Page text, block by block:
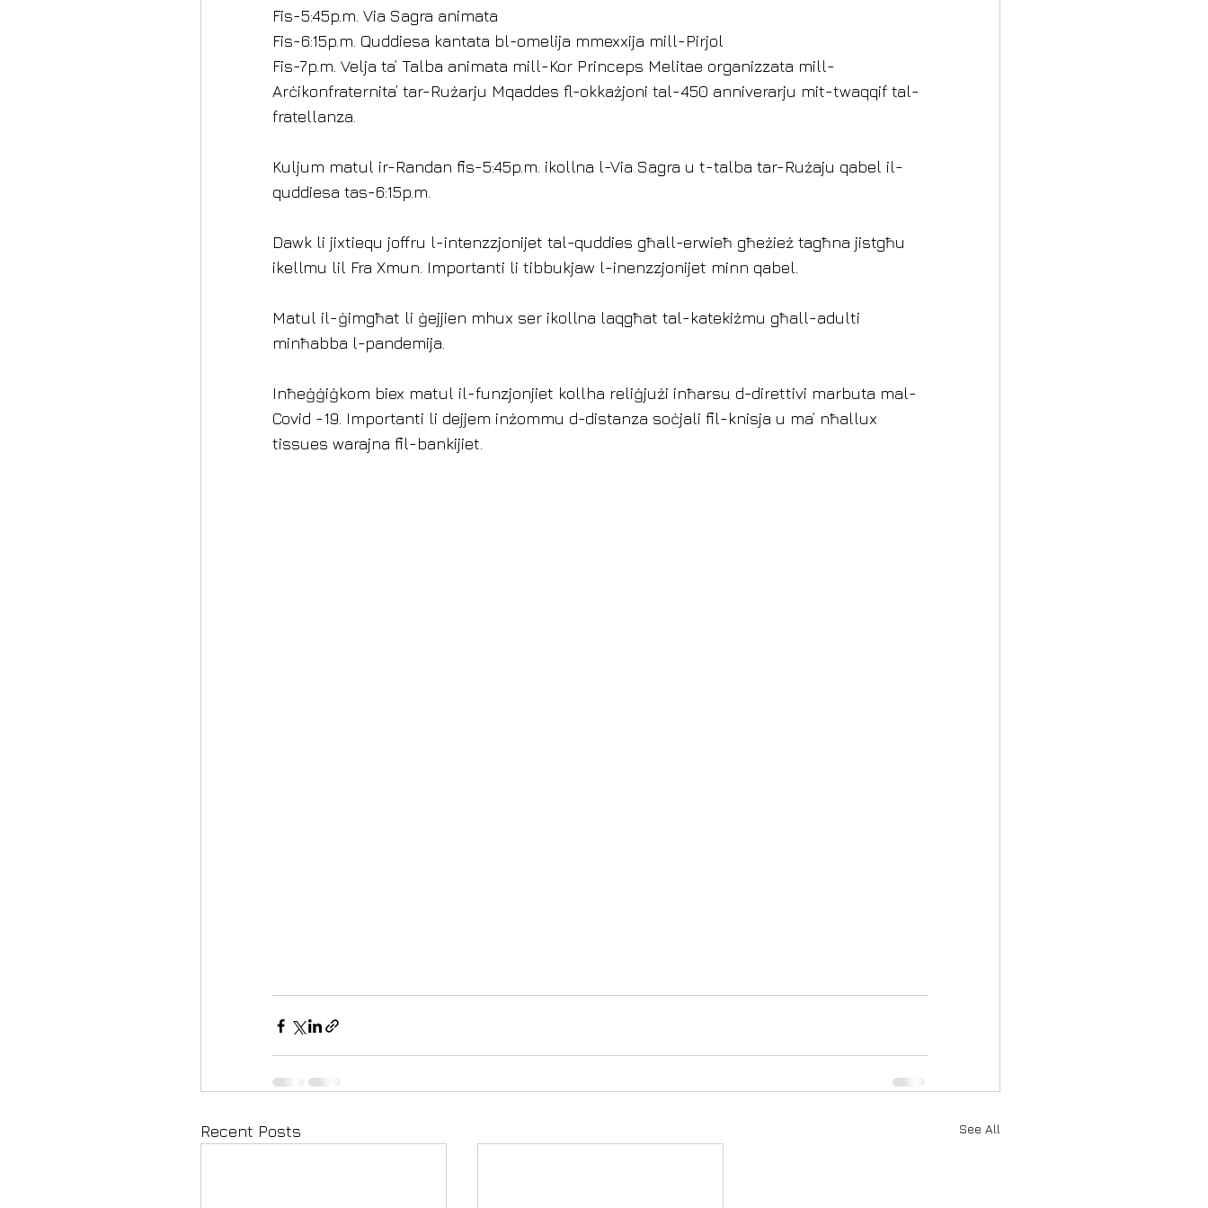
Fis-5:45p.m. Via Sagra animata
Fis-6:15p.m. Quddiesa kantata bl-omelija mmexxija mill-Pirjol
Fis-7p.m. Velja ta’ Talba animata mill-Kor Princeps Melitae organizzata mill-
Arċikonfraternita’ tar-Rużarju Mqaddes fl-okkażjoni tal-450 anniverarju mit-twaqqif tal-
fratellanza.
Kuljum matul ir-Randan fis-5:45p.m. ikollna l-Via Sagra u t-talba tar-Rużaju qabel il-
quddiesa tas-6:15p.m.
Dawk li jixtiequ joffru l-intenzzjonijet tal-quddies għall-erwieħ għeżież tagħna jistgħu
ikellmu lil Fra Xmun. Importanti li tibbukjaw l-inenzzjonijet minn qabel.
Matul il-ġimgħat li ġejjien mhux ser ikollna laqgħat tal-katekiżmu għall-adulti
minħabba l-pandemija.
Inħeġġiġkom biex matul il-funzjonjiet kollha reliġjużi inħarsu d-direttivi marbuta mal-
Covid -19. Importanti li dejjem inżommu d-distanza soċjali fil-knisja u ma’ nħallux
tissues warajna fil-bankijiet.
Recent Posts See All